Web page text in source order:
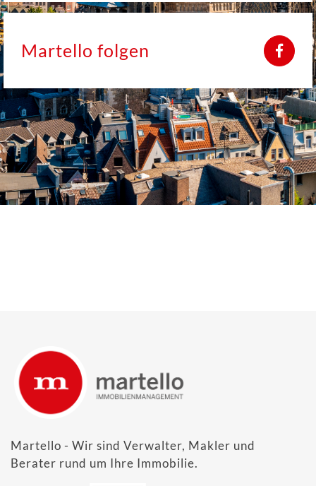
Martello folgen
Martello - Wir sind Verwalter, Makler und
Berater rund um Ihre Immobilie.